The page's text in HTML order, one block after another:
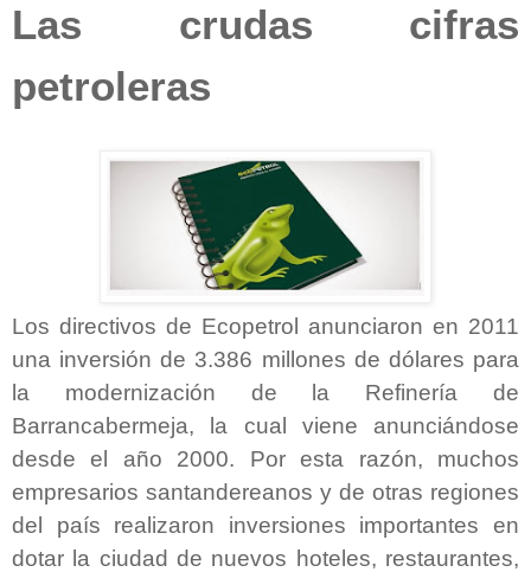
Las crudas cifras
petroleras
Los directivos de Ecopetrol anunciaron en 2011
una inversión de 3.386 millones de dólares para
la modernización de la Refinería de
Barrancabermeja, la cual viene anunciándose
desde el año 2000. Por esta razón, muchos
empresarios santandereanos y de otras regiones
del país realizaron inversiones importantes en
dotar la ciudad de nuevos hoteles, restaurantes,